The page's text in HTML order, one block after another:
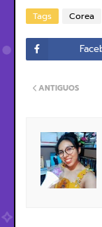
Tags Corea
ANTIGUOS